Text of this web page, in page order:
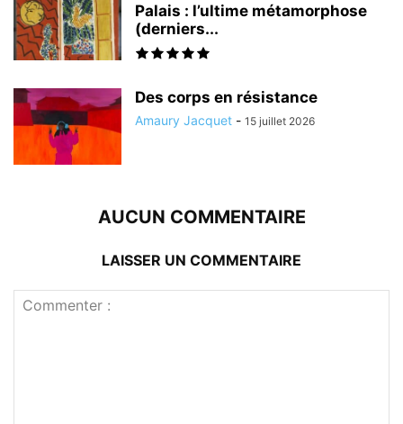
Palais : l’ultime métamorphose
(derniers...
Des corps en résistance
Amaury Jacquet - 15 juillet 2026
AUCUN COMMENTAIRE
LAISSER UN COMMENTAIRE